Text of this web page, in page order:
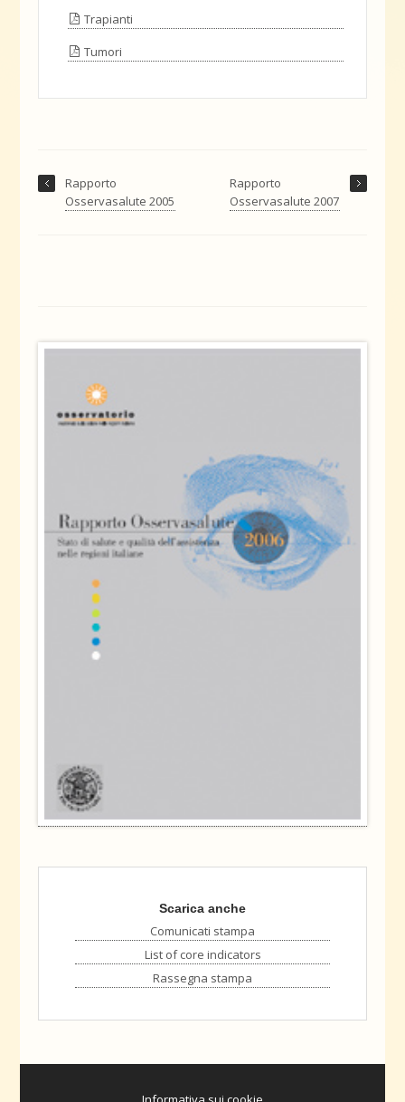
Trapianti
Tumori
Rapporto
Osservasalute 2007
Rapporto
Osservasalute 2005
Scarica anche
Comunicati stampa
List of core indicators
Rassegna stampa